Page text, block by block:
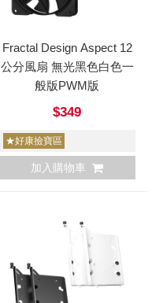
Fractal Design Aspect 12
公分風扇 無光黑色白色一
般版PWM版
$349
★好康撿寶區
加入購物車